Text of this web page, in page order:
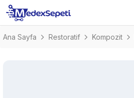
Ana Sayfa Restoratif Kompozit